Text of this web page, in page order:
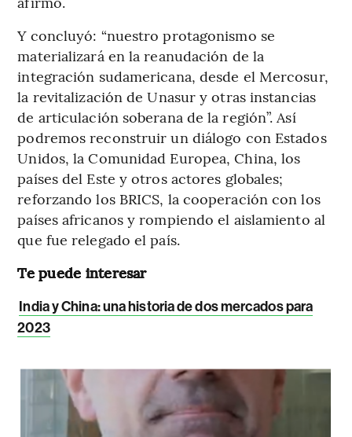
Y concluyó: “nuestro protagonismo se
materializará en la reanudación de la
integración sudamericana, desde el Mercosur,
la revitalización de Unasur y otras instancias
de articulación soberana de la región”. Así
podremos reconstruir un diálogo con Estados
Unidos, la Comunidad Europea, China, los
países del Este y otros actores globales;
reforzando los BRICS, la cooperación con los
países africanos y rompiendo el aislamiento al
que fue relegado el país.
Te puede interesar
India y China: una historia de dos mercados para
2023